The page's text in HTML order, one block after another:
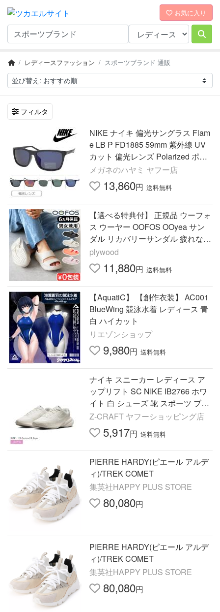
お気に入り
レディースファッション スポーツブランド 通販
フィルタ
NIKE ナイキ 偏光サングラス Flam
e LB P FD1885 59mm 紫外線 UV
カット 偏光レンズ Polarized ポラ
ライズド 6color
メガネのハヤミ ヤフー店
13,860円 送料無料
【選べる特典付】 正規品 ウーフォ
ス ウーヤー OOFOS OOyea サン
ダル リカバリーサンダル 疲れない
メンズ レディース クッション 厚
底 長時間
plywood
11,880円 送料無料
【AquatiC】 【創作衣装】 AC001
BlueWing 競泳水着 レディース 青
白 ハイカット
リエゾンショップ
9,980円 送料無料
ナイキ スニーカー レディース ア
ップリフト SC NIKE IB2766 ホワ
イト 白 シューズ 靴 スポーツ ブラ
ンド ロゴ カジュアル 運動
Z-CRAFT ヤフーショッピング店
5,917円 送料無料
PIERRE HARDY(ピエール アルデ
ィ)/TREK COMET
集英社HAPPY PLUS STORE
80,080円
PIERRE HARDY(ピエール アルデ
ィ)/TREK COMET
集英社HAPPY PLUS STORE
80,080円